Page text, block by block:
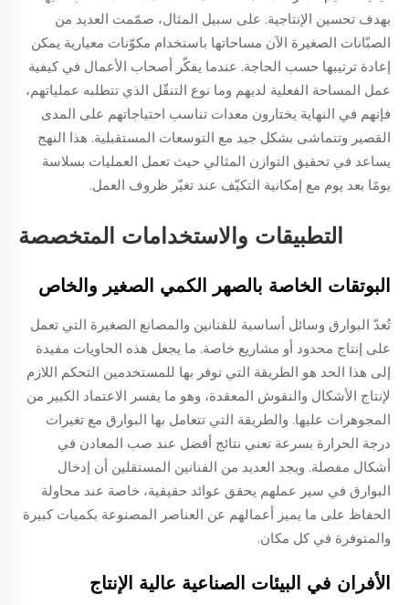
بهدف تحسين الإنتاجية. على سبيل المثال، صمّمت العديد من
الصبّانات الصغيرة الآن مساحاتها باستخدام مكوّنات معيارية يمكن
إعادة ترتيبها حسب الحاجة. عندما يفكّر أصحاب الأعمال في كيفية
عمل المساحة الفعلية لديهم وما نوع التنقّل الذي تتطلبه عملياتهم،
فإنهم في النهاية يختارون معدات تناسب احتياجاتهم على المدى
القصير وتتماشى بشكل جيد مع التوسعات المستقبلية. هذا النهج
يساعد في تحقيق التوازن المثالي حيث تعمل العمليات بسلاسة
يومًا بعد يوم مع إمكانية التكيّف عند تغيّر ظروف العمل.
التطبيقات والاستخدامات المتخصصة
البوتقات الخاصة بالصهر الكمي الصغير والخاص
تُعدّ البوارق وسائل أساسية للفنانين والمصانع الصغيرة التي تعمل
على إنتاج محدود أو مشاريع خاصة. ما يجعل هذه الحاويات مفيدة
إلى هذا الحد هو الطريقة التي توفر بها للمستخدمين التحكم اللازم
لإنتاج الأشكال والنقوش المعقدة، وهو ما يفسر الاعتماد الكبير من
المجوهرات عليها. والطريقة التي تتعامل بها البوارق مع تغيرات
درجة الحرارة بسرعة تعني نتائج أفضل عند صب المعادن في
أشكال مفصلة. ويجد العديد من الفنانين المستقلين أن إدخال
البوارق في سير عملهم يحقق عوائد حقيقية، خاصة عند محاولة
الحفاظ على ما يميز أعمالهم عن العناصر المصنوعة بكميات كبيرة
والمتوفرة في كل مكان.
الأفران في البيئات الصناعية عالية الإنتاج